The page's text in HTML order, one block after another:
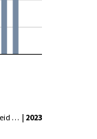
Bron: Survey stadsmonitor | Vlaamse Overheid - Agentschap Binnenlands Bestuur, Statistiek Vlaanderen | 2023